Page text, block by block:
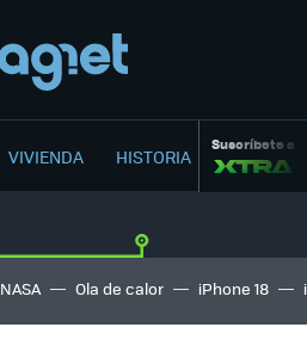
VIVIENDA HISTORIA Suscríbete a
NASA Ola de calor iPhone 18